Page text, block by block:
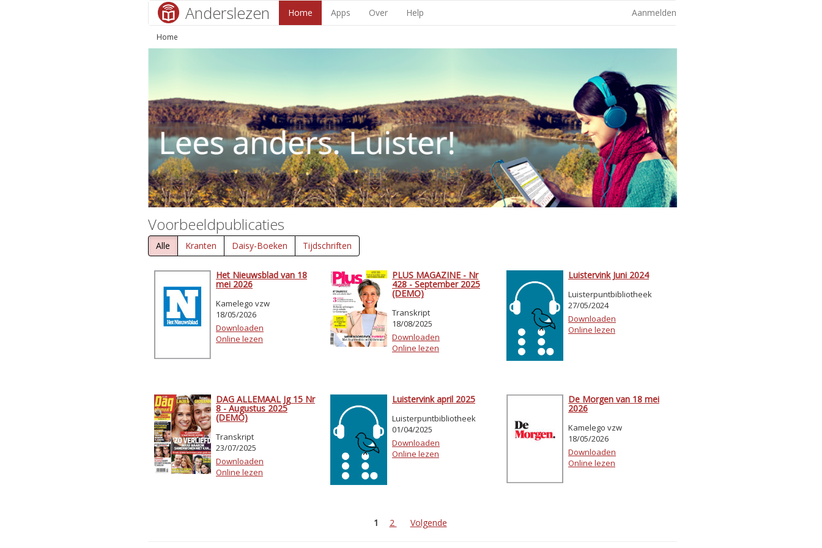
Anderslezen Home Apps Over Help Aanmelden
Home
Voorbeeldpublicaties
Alle Kranten Daisy-Boeken Tijdschriften
Het Nieuwsblad van 18
mei 2026
Kamelego vzw
18/05/2026
Downloaden
Online lezen
PLUS MAGAZINE - Nr
428 - September 2025
(DEMO)
Transkript
18/08/2025
Downloaden
Online lezen
Luistervink Juni 2024
Luisterpuntbibliotheek
27/05/2024
Downloaden
Online lezen
DAG ALLEMAAL Jg 15 Nr
8 - Augustus 2025
(DEMO)
Transkript
23/07/2025
Downloaden
Online lezen
Luistervink april 2025
Luisterpuntbibliotheek
01/04/2025
Downloaden
Online lezen
De Morgen van 18 mei
2026
Kamelego vzw
18/05/2026
Downloaden
Online lezen
1 2 Volgende